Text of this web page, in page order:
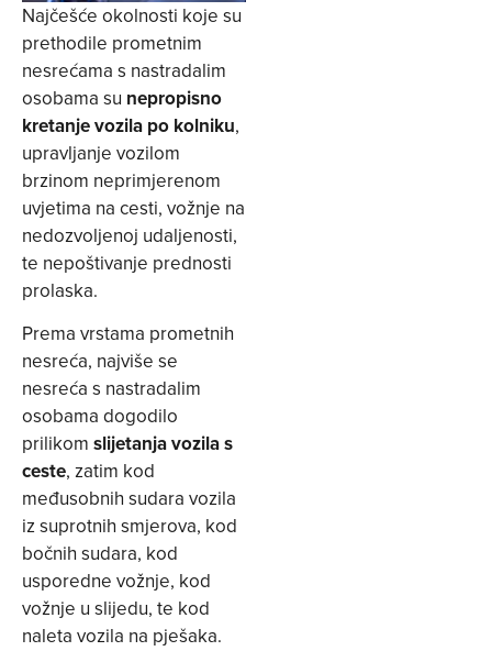
Najčešće okolnosti koje su
prethodile prometnim
nesrećama s nastradalim
osobama su nepropisno
kretanje vozila po kolniku,
upravljanje vozilom
brzinom neprimjerenom
uvjetima na cesti, vožnje na
nedozvoljenoj udaljenosti,
te nepoštivanje prednosti
prolaska.
Prema vrstama prometnih
nesreća, najviše se
nesreća s nastradalim
osobama dogodilo
prilikom slijetanja vozila s
ceste, zatim kod
međusobnih sudara vozila
iz suprotnih smjerova, kod
bočnih sudara, kod
usporedne vožnje, kod
vožnje u slijedu, te kod
naleta vozila na pješaka.